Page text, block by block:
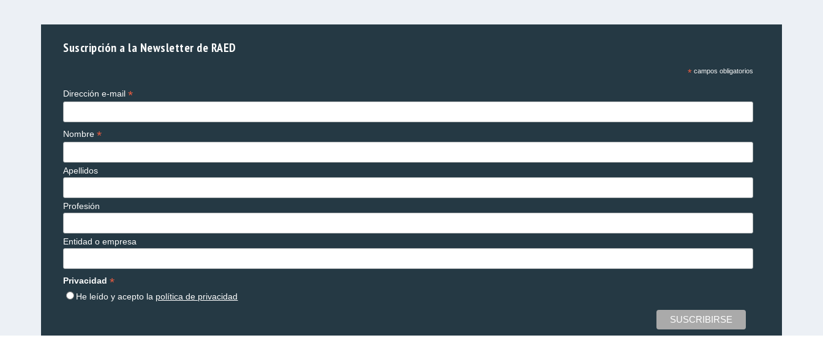
Suscripción a la Newsletter de RAED
*campos obligatorios
Dirección e-mail*
Nombre*
Apellidos
Profesión
Entidad o empresa
Privacidad*
He leído y acepto la política de privacidad